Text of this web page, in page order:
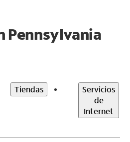
Pennsylvania
Tiendas
Servicios
de
Internet